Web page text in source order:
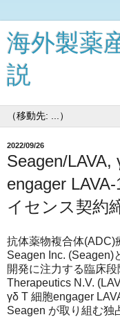
海外製薬
説
2022/09/26
Seagen/LAVA,
engager
イセンス契約
抗体薬物複合体(ADC)
Seagen Inc.
開発に注力する臨床
Therapeutics N.V.
γδ T 細胞engager
Seagen が取り組む独